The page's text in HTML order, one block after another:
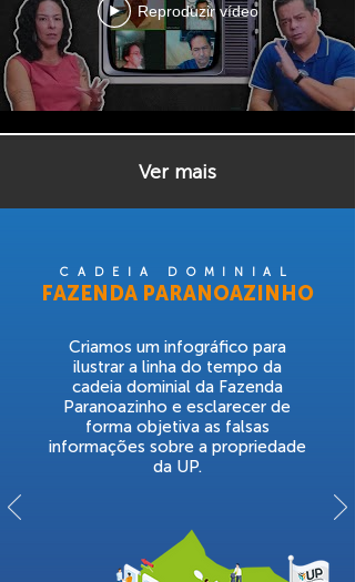
Reproduzir vídeo
Ver mais
CADEIA DOMINIAL
FAZENDA PARANOAZINHO
Criamos um infográfico para
ilustrar a linha do tempo da
cadeia dominial da Fazenda
Paranoazinho e esclarecer de
forma objetiva as falsas
informações sobre a propriedade
da UP.